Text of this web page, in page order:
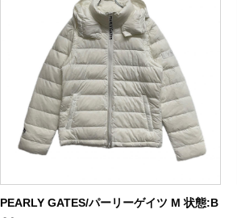
PEARLY GATES/パーリーゲイツ M 状態:B